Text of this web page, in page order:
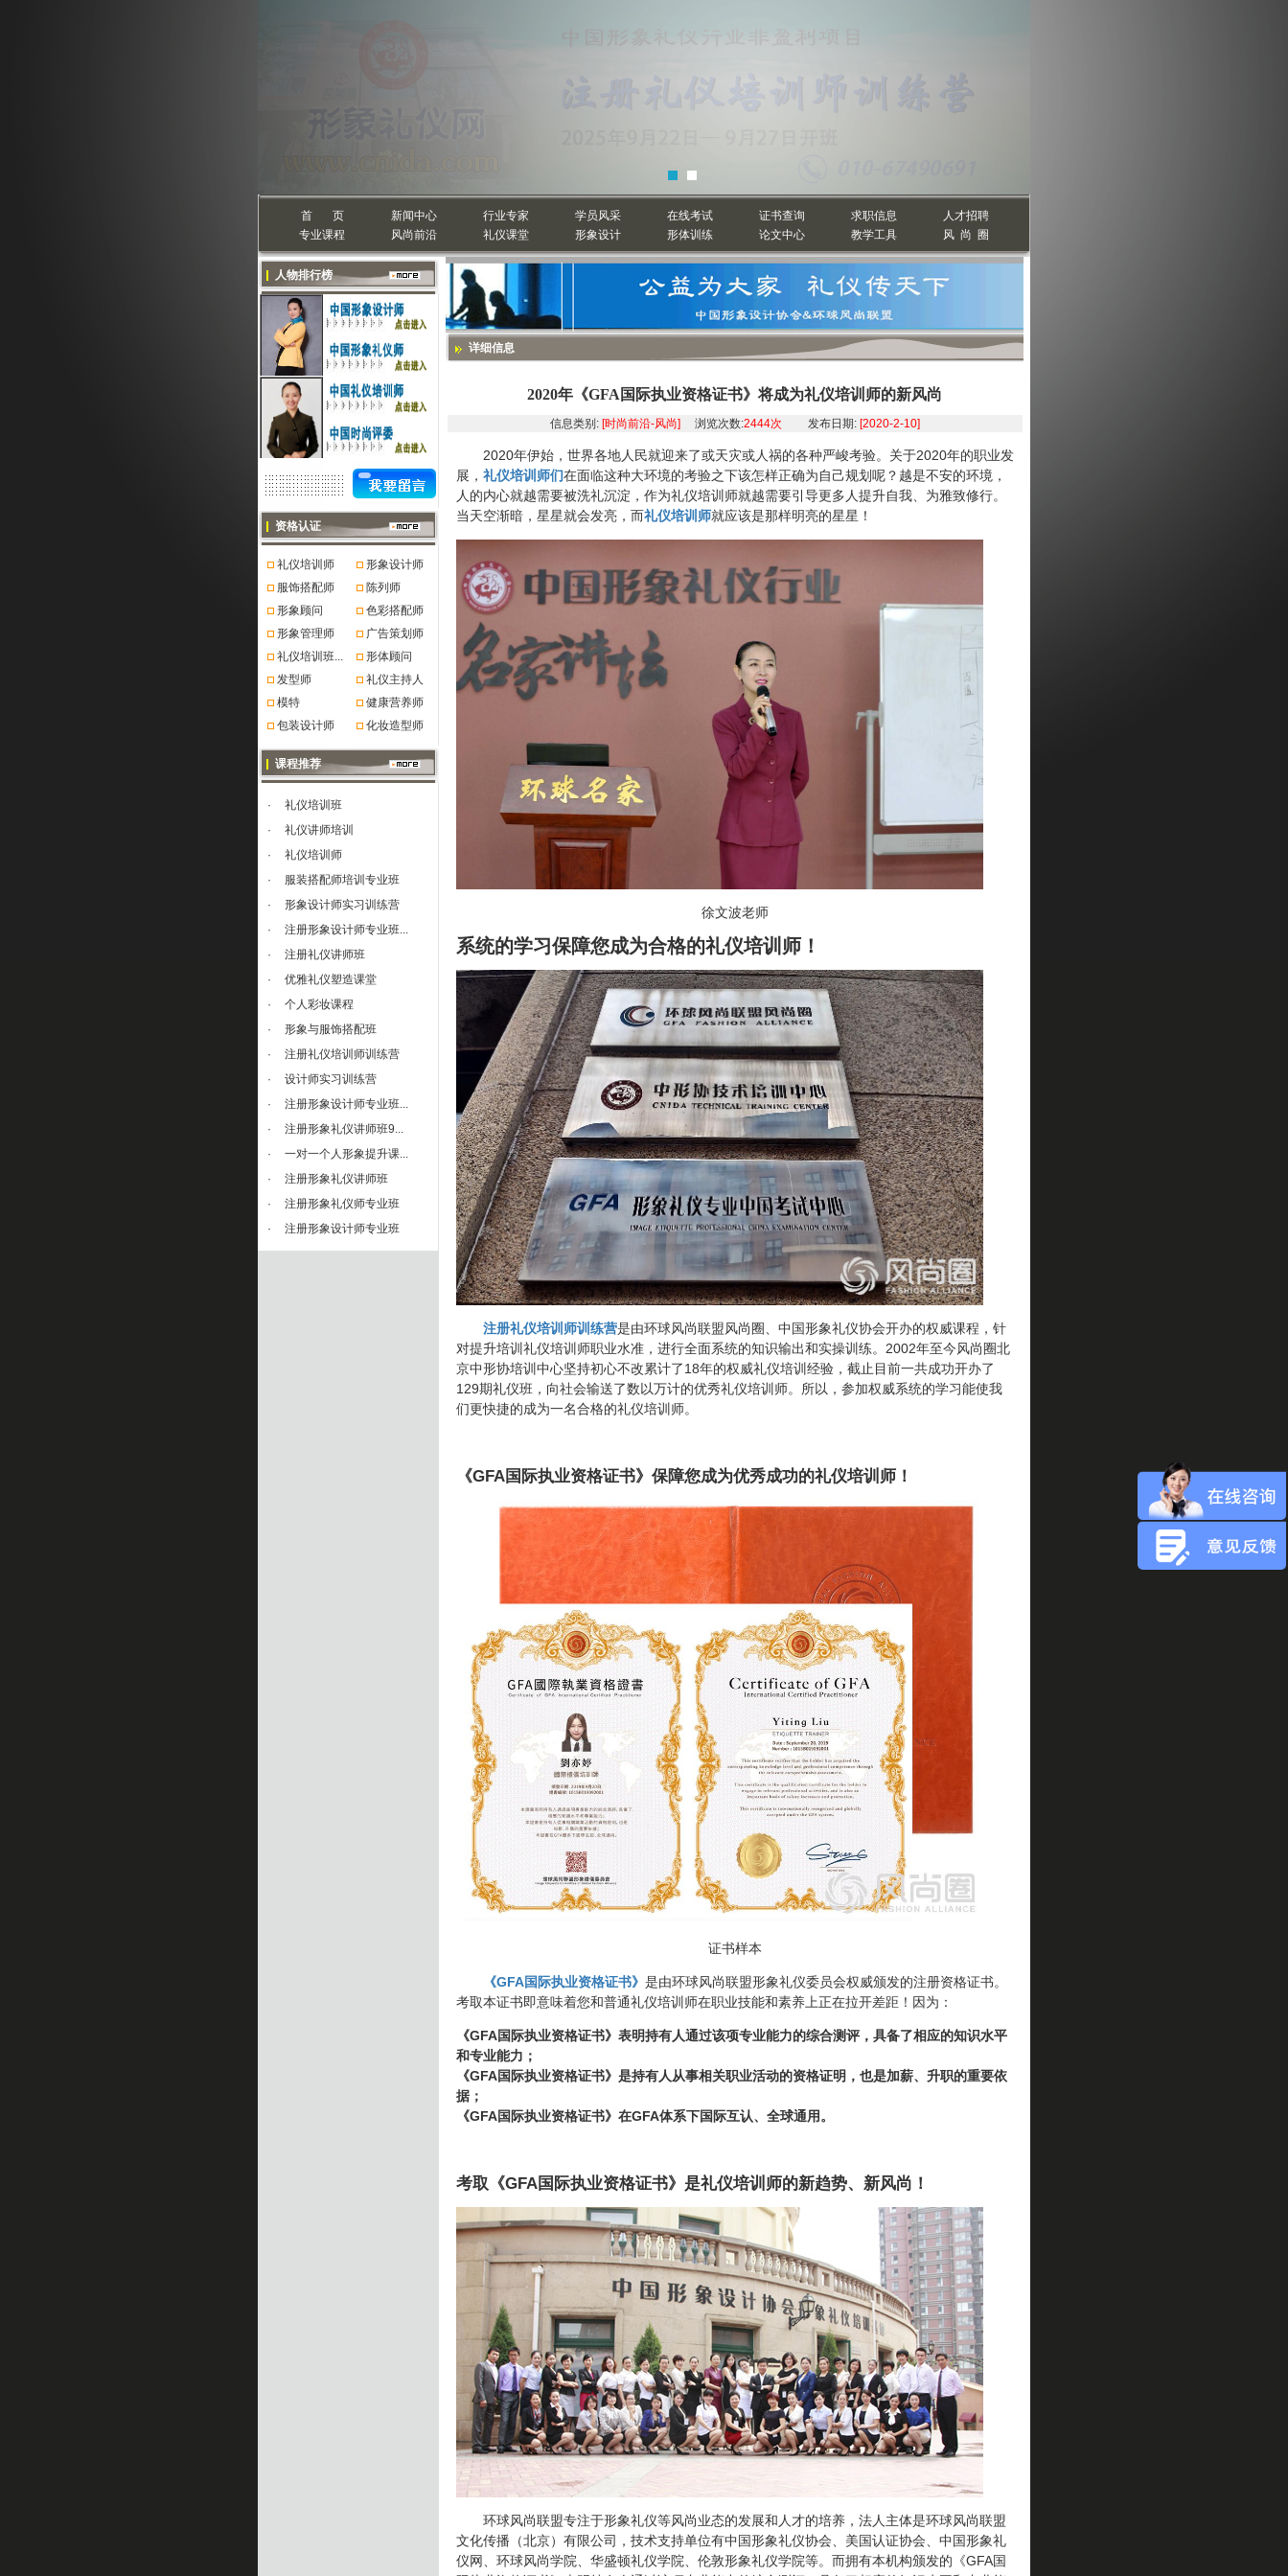
首 页 新闻中心 行业专家 学员风采 在线考试 证书查询 求职信息
人才招聘
专业课程
风尚前沿 礼仪课堂 形象设计 形体训练 论文中心 教学工具 风 尚 圈
人物排行榜
资格认证
礼仪培训师
形象设计师
服饰搭配师
陈列师
形象顾问
色彩搭配师
形象管理师
广告策划师
礼仪培训班...
形体顾问
发型师
礼仪主持人
模特
健康营养师
包装设计师
化妆造型师
课程推荐
·
礼仪培训班
·
礼仪讲师培训
·
礼仪培训师
·
服装搭配师培训专业班
·
形象设计师实习训练营
·
注册形象设计师专业班...
·
注册礼仪讲师班
·
优雅礼仪塑造课堂
·
个人彩妆课程
·
形象与服饰搭配班
·
注册礼仪培训师训练营
·
设计师实习训练营
·
注册形象设计师专业班...
·
注册形象礼仪讲师班9...
·
一对一个人形象提升课...
·
注册形象礼仪讲师班
·
注册形象礼仪师专业班
·
注册形象设计师专业班
详细信息
2020年《GFA国际执业资格证书》将成为礼仪培训师的新风尚
信息类别: [时尚前沿-风尚] 浏览次数:2444次 发布日期: [2020-2-10]
2020年伊始，世界各地人民就迎来了或天灾或人祸的各种严峻考验。关于2020年的职业发
展， 礼仪培训师们在面临这种大环境的考验之下该怎样正确为自己规划呢？越是不安的环境，
人的内心就越需要被洗礼沉淀，作为礼仪培训师就越需要引导更多人提升自我、为雅致修行。
当天空渐暗，星星就会发亮，而礼仪培训师就应该是那样明亮的星星！
徐文波老师
系统的学习保障您成为合格的礼仪培训师！
注册礼仪培训师训练营是由环球风尚联盟风尚圈、中国形象礼仪协会开办的权威课程，针
对提升培训礼仪培训师职业水准，进行全面系统的知识输出和实操训练。2002年至今风尚圈北
京中形协培训中心坚持初心不改累计了18年的权威礼仪培训经验，截止目前一共成功开办了
129期礼仪班，向社会输送了数以万计的优秀礼仪培训师。所以，参加权威系统的学习能使我
们更快捷的成为一名合格的礼仪培训师。
《GFA国际执业资格证书》保障您成为优秀成功的礼仪培训师！
证书样本
《GFA国际执业资格证书》 是由环球风尚联盟形象礼仪委员会权威颁发的注册资格证书。
考取本证书即意味着您和普通礼仪培训师在职业技能和素养上正在拉开差距！因为：
《GFA国际执业资格证书》表明持有人通过该项专业能力的综合测评，具备了相应的知识水平
和专业能力；
《GFA国际执业资格证书》是持有人从事相关职业活动的资格证明，也是加薪、升职的重要依
据；
《GFA国际执业资格证书》在GFA体系下国际互认、全球通用。
考取《GFA国际执业资格证书》是礼仪培训师的新趋势、新风尚！
环球风尚联盟专注于形象礼仪等风尚业态的发展和人才的培养，法人主体是环球风尚联盟
文化传播（北京）有限公司，技术支持单位有中国形象礼仪协会、美国认证协会、中国形象礼
仪网、环球风尚学院、华盛顿礼仪学院、伦敦形象礼仪学院等。而拥有本机构颁发的《GFA国